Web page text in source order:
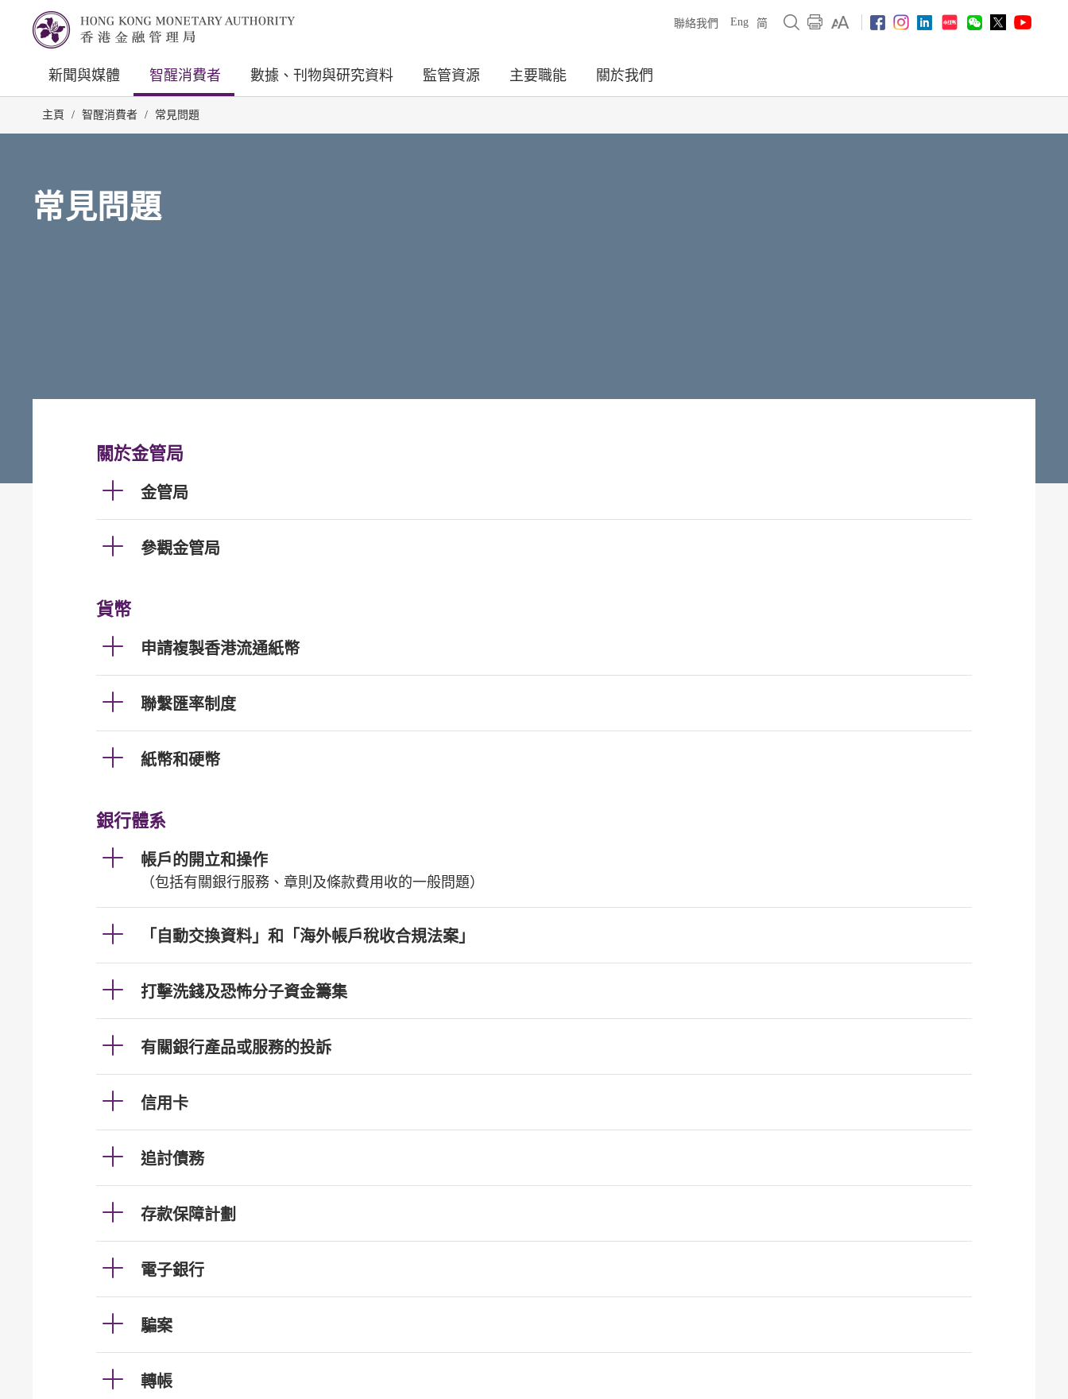
聯絡我們 Eng 简
新聞與媒體 智醒消費者 數據、刊物與研究資料 監管資源 主要職能 關於我們
主頁 / 智醒消費者 / 常見問題
常見問題
關於金管局
金管局
參觀金管局
貨幣
申請複製香港流通紙幣
聯繫匯率制度
紙幣和硬幣
銀行體系
帳戶的開立和操作
（包括有關銀行服務、章則及條款費用收的一般問題）
「自動交換資料」和「海外帳戶稅收合規法案」
打擊洗錢及恐怖分子資金籌集
有關銀行產品或服務的投訴
信用卡
追討債務
存款保障計劃
電子銀行
騙案
轉帳